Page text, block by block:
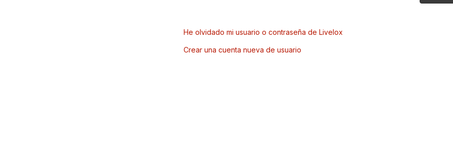
He olvidado mi usuario o contraseña de Livelox
Crear una cuenta nueva de usuario